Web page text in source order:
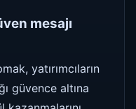
mesajı
yatırımcıların
güvence altına